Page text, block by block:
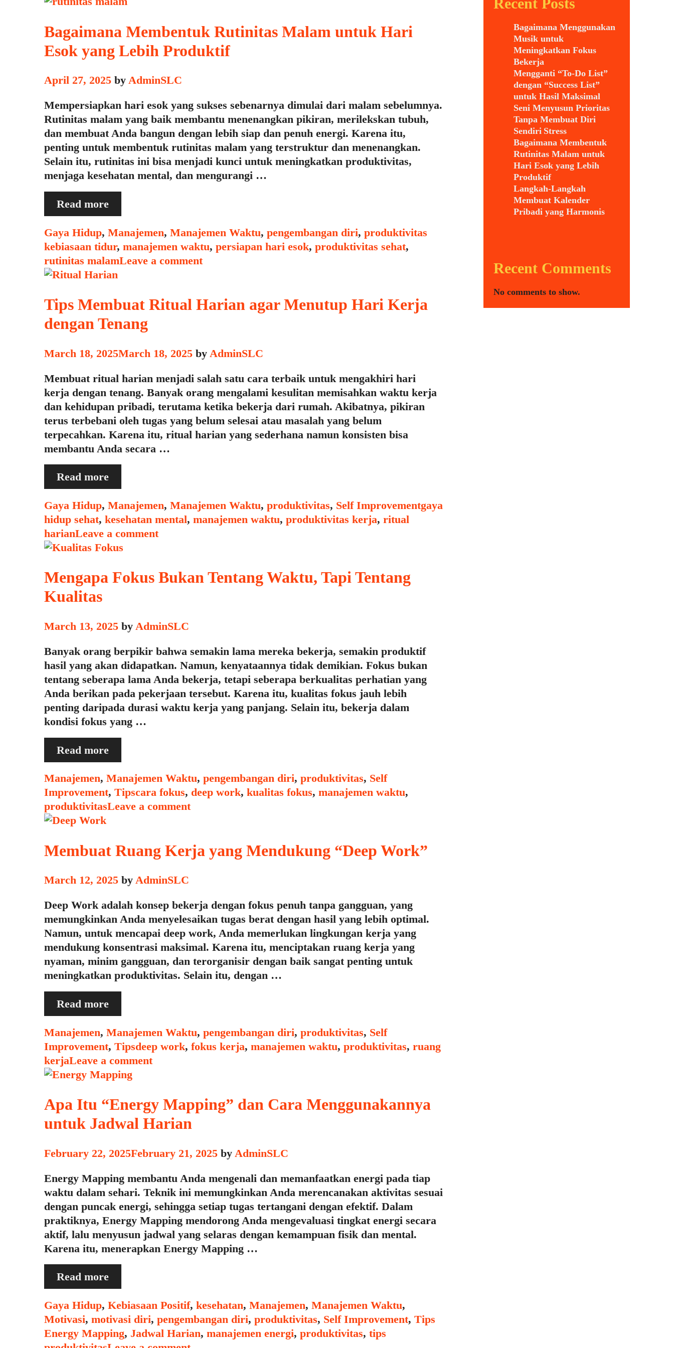
Bagaimana Membentuk Rutinitas Malam untuk Hari
Esok yang Lebih Produktif
April 27, 2025 by AdminSLC
Mempersiapkan hari esok yang sukses sebenarnya dimulai dari malam sebelumnya.
Rutinitas malam yang baik membantu menenangkan pikiran, merilekskan tubuh,
dan membuat Anda bangun dengan lebih siap dan penuh energi. Karena itu,
penting untuk membentuk rutinitas malam yang terstruktur dan menenangkan.
Selain itu, rutinitas ini bisa menjadi kunci untuk meningkatkan produktivitas,
menjaga kesehatan mental, dan mengurangi …
Read moreBagaimana
Membentuk
Rutinitas
Malam
untuk
Hari
yang
Produktif
Categories
Gaya Hidup, Manajemen, Manajemen Waktu, pengembangan diri, produktivitas
kebiasaan tidur, manajemen waktu, persiapan hari esok, produktivitas sehat,
rutinitas malamLeave a comment
Tips Membuat Ritual Harian agar Menutup Hari Kerja
dengan Tenang
March 18, 2025March 18, 2025 by AdminSLC
Membuat ritual harian menjadi salah satu cara terbaik untuk mengakhiri hari
kerja dengan tenang. Banyak orang mengalami kesulitan memisahkan waktu kerja
dan kehidupan pribadi, terutama ketika bekerja dari rumah. Akibatnya, pikiran
terus terbebani oleh tugas yang belum selesai atau masalah yang belum
terpecahkan. Karena itu, ritual harian yang sederhana namun konsisten bisa
membantu Anda secara …
Read moreTips
Membuat
Ritual
Harian
agar
Menutup
Kerja
Categories
Gaya Hidup, Manajemen, Manajemen Waktu, produktivitas, Self ImprovementTags
gaya
hidup sehat, kesehatan mental, manajemen waktu, produktivitas kerja, ritual
harianLeave a comment
Mengapa Fokus Bukan Tentang Waktu, Tapi Tentang
Kualitas
March 13, 2025 by AdminSLC
Banyak orang berpikir bahwa semakin lama mereka bekerja, semakin produktif
hasil yang akan didapatkan. Namun, kenyataannya tidak demikian. Fokus bukan
tentang seberapa lama Anda bekerja, tetapi seberapa berkualitas perhatian yang
Anda berikan pada pekerjaan tersebut. Karena itu, kualitas fokus jauh lebih
penting daripada durasi waktu kerja yang panjang. Selain itu, bekerja dalam
kondisi fokus yang …
Read moreMengapa
Fokus
Bukan
Tentang
Waktu,
Kualitas
Categories
Manajemen, Manajemen Waktu, pengembangan diri, produktivitas, Self
Improvement, TipsTags
cara fokus, deep work, kualitas fokus, manajemen waktu,
produktivitasLeave a comment
Membuat Ruang Kerja yang Mendukung “Deep Work”
March 12, 2025 by AdminSLC
Deep Work adalah konsep bekerja dengan fokus penuh tanpa gangguan, yang
memungkinkan Anda menyelesaikan tugas berat dengan hasil yang lebih optimal.
Namun, untuk mencapai deep work, Anda memerlukan lingkungan kerja yang
mendukung konsentrasi maksimal. Karena itu, menciptakan ruang kerja yang
nyaman, minim gangguan, dan terorganisir dengan baik sangat penting untuk
meningkatkan produktivitas. Selain itu, dengan …
Read moreMembuat
Ruang
Kerja
yang
Mendukung
“Deep
Categories
Manajemen, Manajemen Waktu, pengembangan diri, produktivitas, Self
Improvement, TipsTags
deep work, fokus kerja, manajemen waktu, produktivitas, ruang
kerjaLeave a comment
Apa Itu “Energy Mapping” dan Cara Menggunakannya
untuk Jadwal Harian
February 22, 2025February 21, 2025 by AdminSLC
Energy Mapping membantu Anda mengenali dan memanfaatkan energi pada tiap
waktu dalam sehari. Teknik ini memungkinkan Anda merencanakan aktivitas sesuai
dengan puncak energi, sehingga setiap tugas tertangani dengan efektif. Dalam
praktiknya, Energy Mapping mendorong Anda mengevaluasi tingkat energi secara
aktif, lalu menyusun jadwal yang selaras dengan kemampuan fisik dan mental.
Karena itu, menerapkan Energy Mapping …
Read moreApa
Itu
“Energy
Mapping”
dan
Categories
Gaya Hidup, Kebiasaan Positif, kesehatan, Manajemen, Manajemen Waktu,
Motivasi, motivasi diri, pengembangan diri, produktivitas, Self Improvement, Tips
Energy Mapping, Jadwal Harian, manajemen energi, produktivitas, tips
Recent Posts
Bagaimana Menggunakan
Musik untuk
Meningkatkan Fokus
Bekerja
Mengganti “To-Do List”
dengan “Success List”
untuk Hasil Maksimal
Seni Menyusun Prioritas
Tanpa Membuat Diri
Sendiri Stress
Bagaimana Membentuk
Rutinitas Malam untuk
Hari Esok yang Lebih
Produktif
Langkah-Langkah
Membuat Kalender
Pribadi yang Harmonis
Recent Comments
No comments to show.